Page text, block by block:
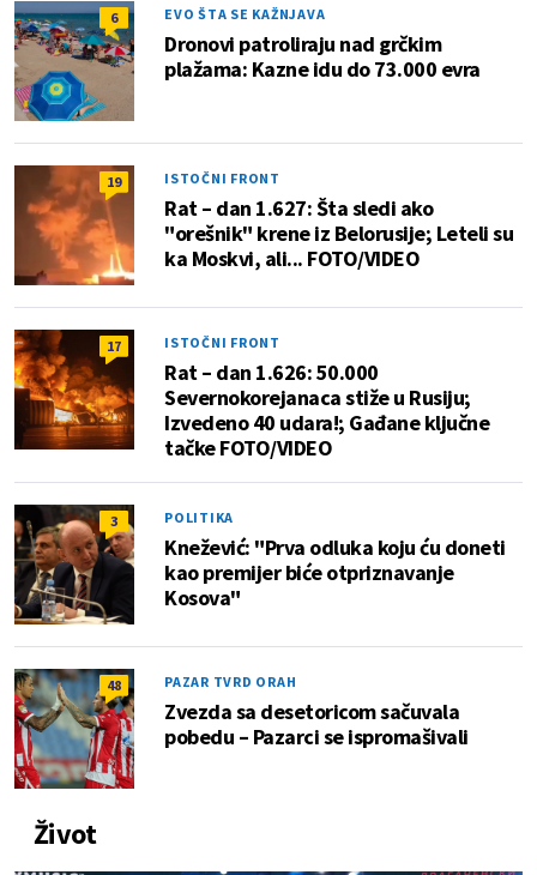
6 EVO ŠTA SE KAŽNJAVA
Dronovi patroliraju nad grčkim
plažama: Kazne idu do 73.000 evra
19 ISTOČNI FRONT
Rat – dan 1.627: Šta sledi ako
"orešnik" krene iz Belorusije; Leteli su
ka Moskvi, ali... FOTO/VIDEO
17 ISTOČNI FRONT
Rat – dan 1.626: 50.000
Severnokorejanaca stiže u Rusiju;
Izvedeno 40 udara!; Gađane ključne
tačke FOTO/VIDEO
3 POLITIKA
Knežević: "Prva odluka koju ću doneti
kao premijer biće otpriznavanje
Kosova"
48 PAZAR TVRD ORAH
Zvezda sa desetoricom sačuvala
pobedu – Pazarci se ispromašivali
Život